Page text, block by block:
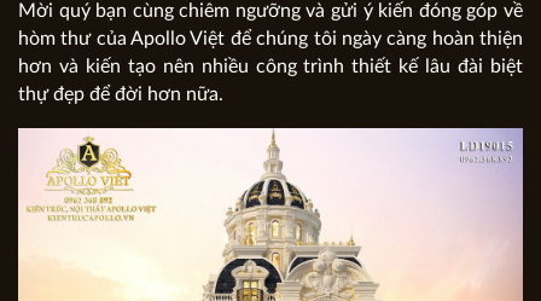
Mời quý bạn cùng chiêm ngưỡng và gửi ý kiến đóng góp về
hòm thư của Apollo Việt để chúng tôi ngày càng hoàn thiện
hơn và kiến tạo nên nhiều công trình thiết kế lâu đài biệt
thự đẹp để đời hơn nữa.